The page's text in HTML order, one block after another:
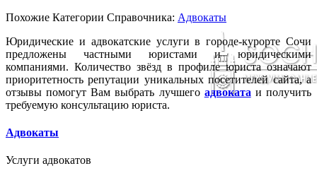
Похожие Категории Справочника: Адвокаты
Юридические и адвокатские услуги в городе-курорте Сочи
предложены частными юристами и юридическими
компаниями. Количество звёзд в профиле юриста означают
приоритетность репутации уникальных посетителей сайта, а
отзывы помогут Вам выбрать лучшего адвоката и получить
требуемую консультацию юриста.
Адвокаты
Услуги адвокатов